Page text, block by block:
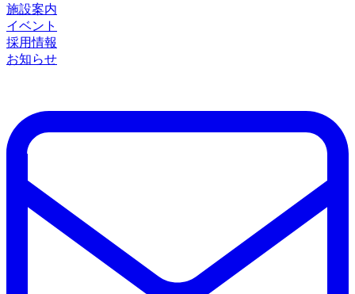
施設案内
イベント
採用情報
お知らせ